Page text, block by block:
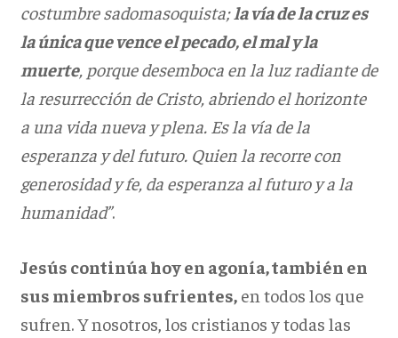
costumbre sadomasoquista;la vía de la cruz es
la única que vence el pecado, el mal y la
muerte, porque desemboca en la luz radiante de
la resurrección de Cristo, abriendo el horizonte
a una vida nueva y plena. Es la vía de la
esperanza y del futuro. Quien la recorre con
generosidad y fe, da esperanza al futuro y a la
humanidad”.
Jesús continúa hoy en agonía, también en
sus miembros sufrientes,en todos los que
sufren. Y nosotros, los cristianos y todas las